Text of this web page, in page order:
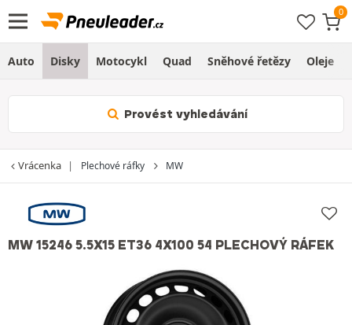
Auto Disky Motocykl Quad Sněhové řetězy Oleje
Provést vyhledávání
Vrácenka Plechové ráfky MW
MW 15246 5.5X15 ET36 4X100 54 PLECHOVÝ RÁFEK